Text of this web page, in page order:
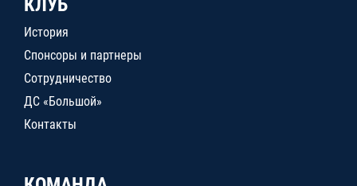
КЛУБ
История
Спонсоры и партнеры
Сотрудничество
ДС «Большой»
Контакты